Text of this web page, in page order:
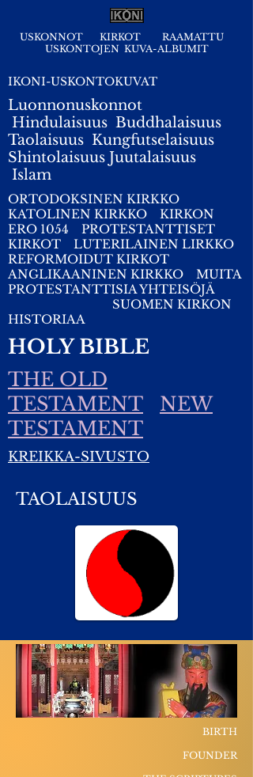
USKONNOT KIRKOT
RAAMATTU
USKONTOJEN KUVA-ALBUMIT
IKONI-USKONTOKUVAT
Luonnonuskonnot
Hindulaisuus Buddhalaisuus
Taolaisuus Kungfutselaisuus
Shintolaisuus Juutalaisuus
Islam
ORTODOKSINEN KIRKKO
KATOLINEN KIRKKO
KIRKON
ERO 1054
PROTESTANTTISET
KIRKOT
LUTERILAINEN LIRKKO
REFORMOIDUT KIRKOT
ANGLIKAANINEN KIRKKO
MUITA
PROTESTANTTISIA YHTEISÖJÄ
SUOMEN KIRKON
HISTORIAA
HOLY BIBLE
THE OLD
TESTAMENT
NEW
TESTAMENT
KREIKKA-SIVUSTO
TAOLAISUUS
BIRTH
FOUNDER